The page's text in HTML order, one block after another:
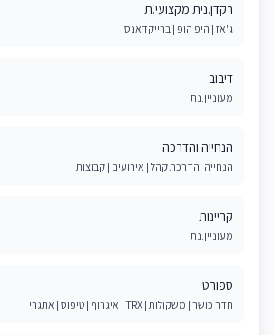
רקדן.נית מקצועי.ת
ג'אז | היפ הופ | ברייקדאנס
דיבוב
מעוניין.נת
הנחייה והדרכה
הנחייה והדרכת קהל | אירועים | קבוצות
קריינות
מעוניין.נת
ספורט
חדר כושר | משקולות | TRX | איגרוף | טיפוס | אתגרי